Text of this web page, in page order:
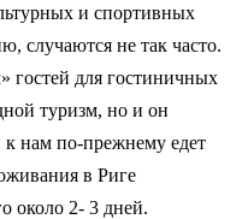
и спортивных
случаются не так часто.
гостей для гостиничных
туризм, но и он
к нам по-прежнему едет
в Риге
около 2- 3 дней.